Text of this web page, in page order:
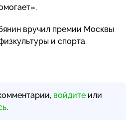
вручил премии Москвы
и спорта.
войдите или
.